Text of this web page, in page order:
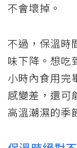
不會壞掉。
不過，保溫時
味下降。想吃
小時內食用完
感變差，還可
高溫潮濕的季